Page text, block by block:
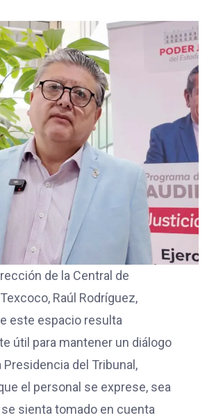
de la Central de
Raúl Rodríguez,
este espacio resulta
útil para mantener un diálogo
Presidencia del Tribunal,
el personal se exprese, sea
sienta tomado en cuenta